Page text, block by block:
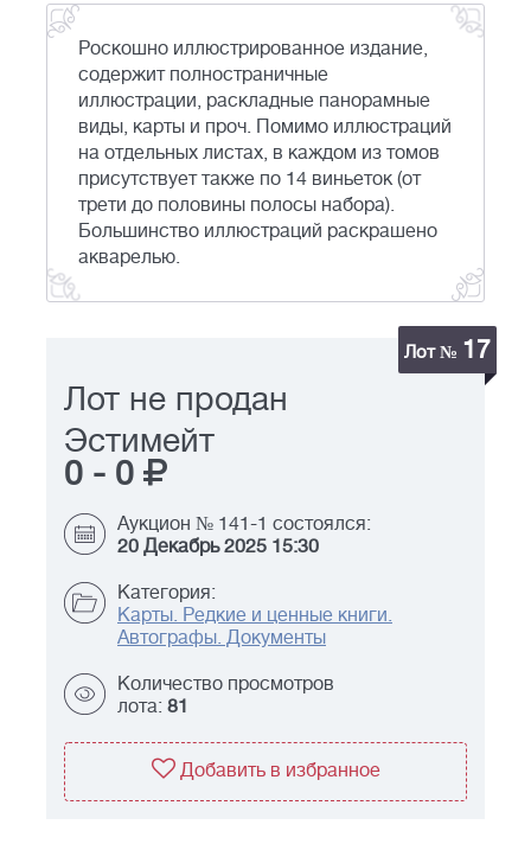
Роскошно иллюстрированное издание,
содержит полностраничные
иллюстрации, раскладные панорамные
виды, карты и проч. Помимо иллюстраций
на отдельных листах, в каждом из томов
присутствует также по 14 виньеток (от
трети до половины полосы набора).
Большинство иллюстраций раскрашено
акварелью.
Лот № 17
Лот не продан
Эстимейт
0 - 0
Аукцион № 141-1 состоялся:
20 Декабрь 2025 15:30
Категория:
Карты. Редкие и ценные книги.
Автографы. Документы
Количество просмотров
лота: 81
Добавить в избранное